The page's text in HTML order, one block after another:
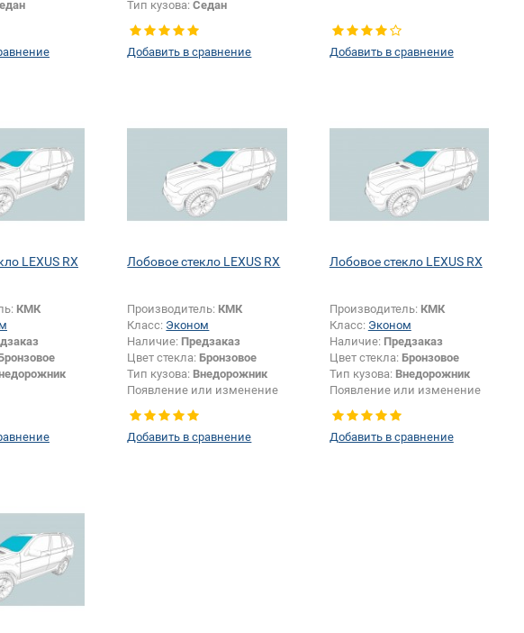
Тип кузова:Седан
Добавить в сравнение Добавить в сравнение
LEXUS RX
КМК
Лобовое стекло LEXUS RX
Производитель: КМК
Класс: Эконом
Наличие: Предзаказ
Цвет стекла: Бронзовое
Тип кузова: Внедорожник
Появление или изменение
шелкографии:
Добавить в сравнение
Лобовое стекло LEXUS RX
Производитель: КМК
Класс: Эконом
Наличие: Предзаказ
Цвет стекла: Бронзовое
Тип кузова: Внедорожник
Появление или изменение
крепления зеркала:
Добавить в сравнение